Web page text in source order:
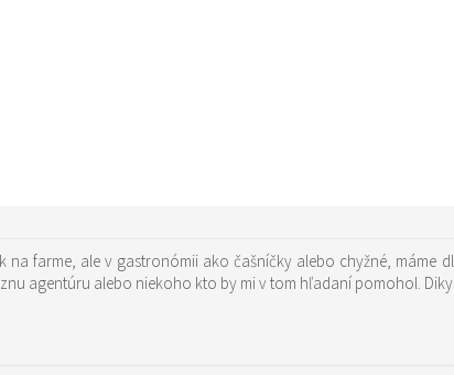
farme, ale v gastronómii ako čašníčky alebo chyžné, máme
agentúru alebo niekoho kto by mi v tom hľadaní pomohol.